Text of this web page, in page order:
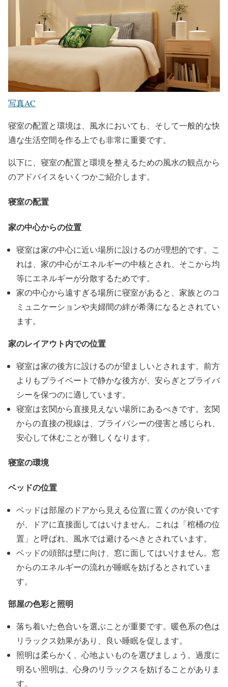
写真AC
寝室の配置と環境は、風水においても、そして一般的な快
適な生活空間を作る上でも非常に重要です。
以下に、寝室の配置と環境を整えるための風水の観点から
のアドバイスをいくつかご紹介します。
寝室の配置
家の中心からの位置
寝室は家の中心に近い場所に設けるのが理想的です。こ
れは、家の中心がエネルギーの中核とされ、そこから均
等にエネルギーが分散するためです。
家の中心から遠すぎる場所に寝室があると、家族とのコ
ミュニケーションや夫婦間の絆が希薄になるとされてい
ます。
家のレイアウト内での位置
寝室は家の後方に設けるのが望ましいとされます。前方
よりもプライベートで静かな後方が、安らぎとプライバ
シーを保つのに適しています。
寝室は玄関から直接見えない場所にあるべきです。玄関
からの直接の視線は、プライバシーの侵害と感じられ、
安心して休むことが難しくなります。
寝室の環境
ベッドの位置
ベッドは部屋のドアから見える位置に置くのが良いです
が、ドアに直接面してはいけません。これは「棺桶の位
置」と呼ばれ、風水では避けるべきとされています。
ベッドの頭部は壁に向け、窓に面してはいけません。窓
からのエネルギーの流れが睡眠を妨げるとされていま
す。
部屋の色彩と照明
落ち着いた色合いを選ぶことが重要です。暖色系の色は
リラックス効果があり、良い睡眠を促します。
照明は柔らかく、心地よいものを選びましょう。過度に
明るい照明は、心身のリラックスを妨げることがありま
す。